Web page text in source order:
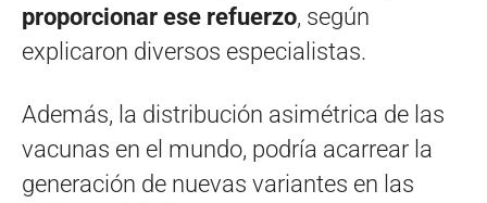
proporcionar ese refuerzo, según
explicaron diversos especialistas.
Además, la distribución asimétrica de las
vacunas en el mundo, podría acarrear la
generación de nuevas variantes en las